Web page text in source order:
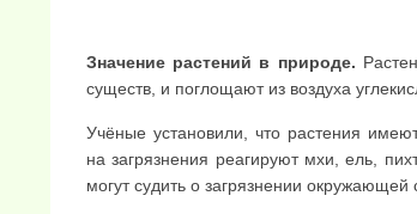
Значение растений в природе.
существ, и поглощают из воз­духа
Учёные установили, что растения
на загрязнения реаги­руют мхи, ель,
могут судить о загрязнении окружающей